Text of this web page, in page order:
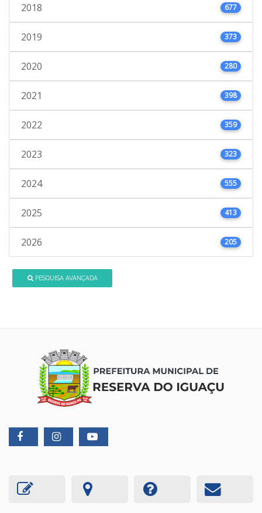
2018 677
2019 373
2020 280
2021 398
2022 359
2023 323
2024 555
2025 413
2026 205
PESQUISA AVANÇADA